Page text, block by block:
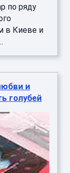
по ряду
в Киеве и
и
голубей